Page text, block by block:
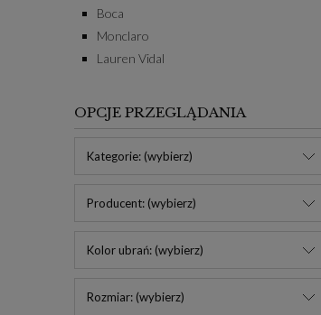
Boca
Monclaro
Lauren Vidal
OPCJE PRZEGLĄDANIA
Kategorie: (wybierz)
Producent: (wybierz)
Kolor ubrań: (wybierz)
Rozmiar: (wybierz)